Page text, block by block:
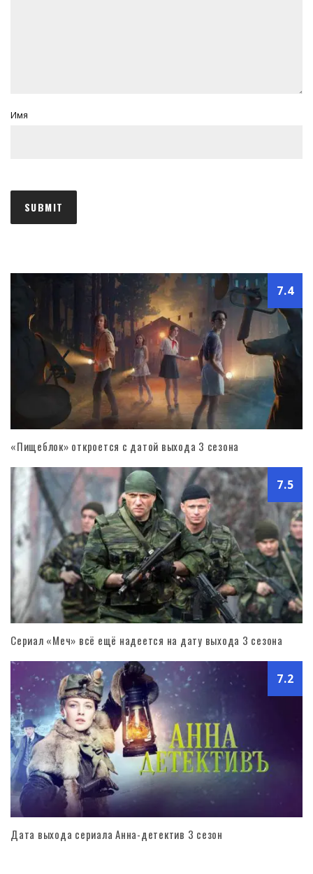
Имя
7.4
«Пищеблок» откроется с датой выхода 3 сезона
7.5
Сериал «Меч» всё ещё надеется на дату выхода 3 сезона
7.2
Дата выхода сериала Анна-детектив 3 сезон